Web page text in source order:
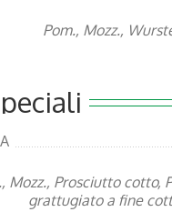
Pom., Mozz.,
Mozz., Prosciutto cotto,
grattugiato a fine